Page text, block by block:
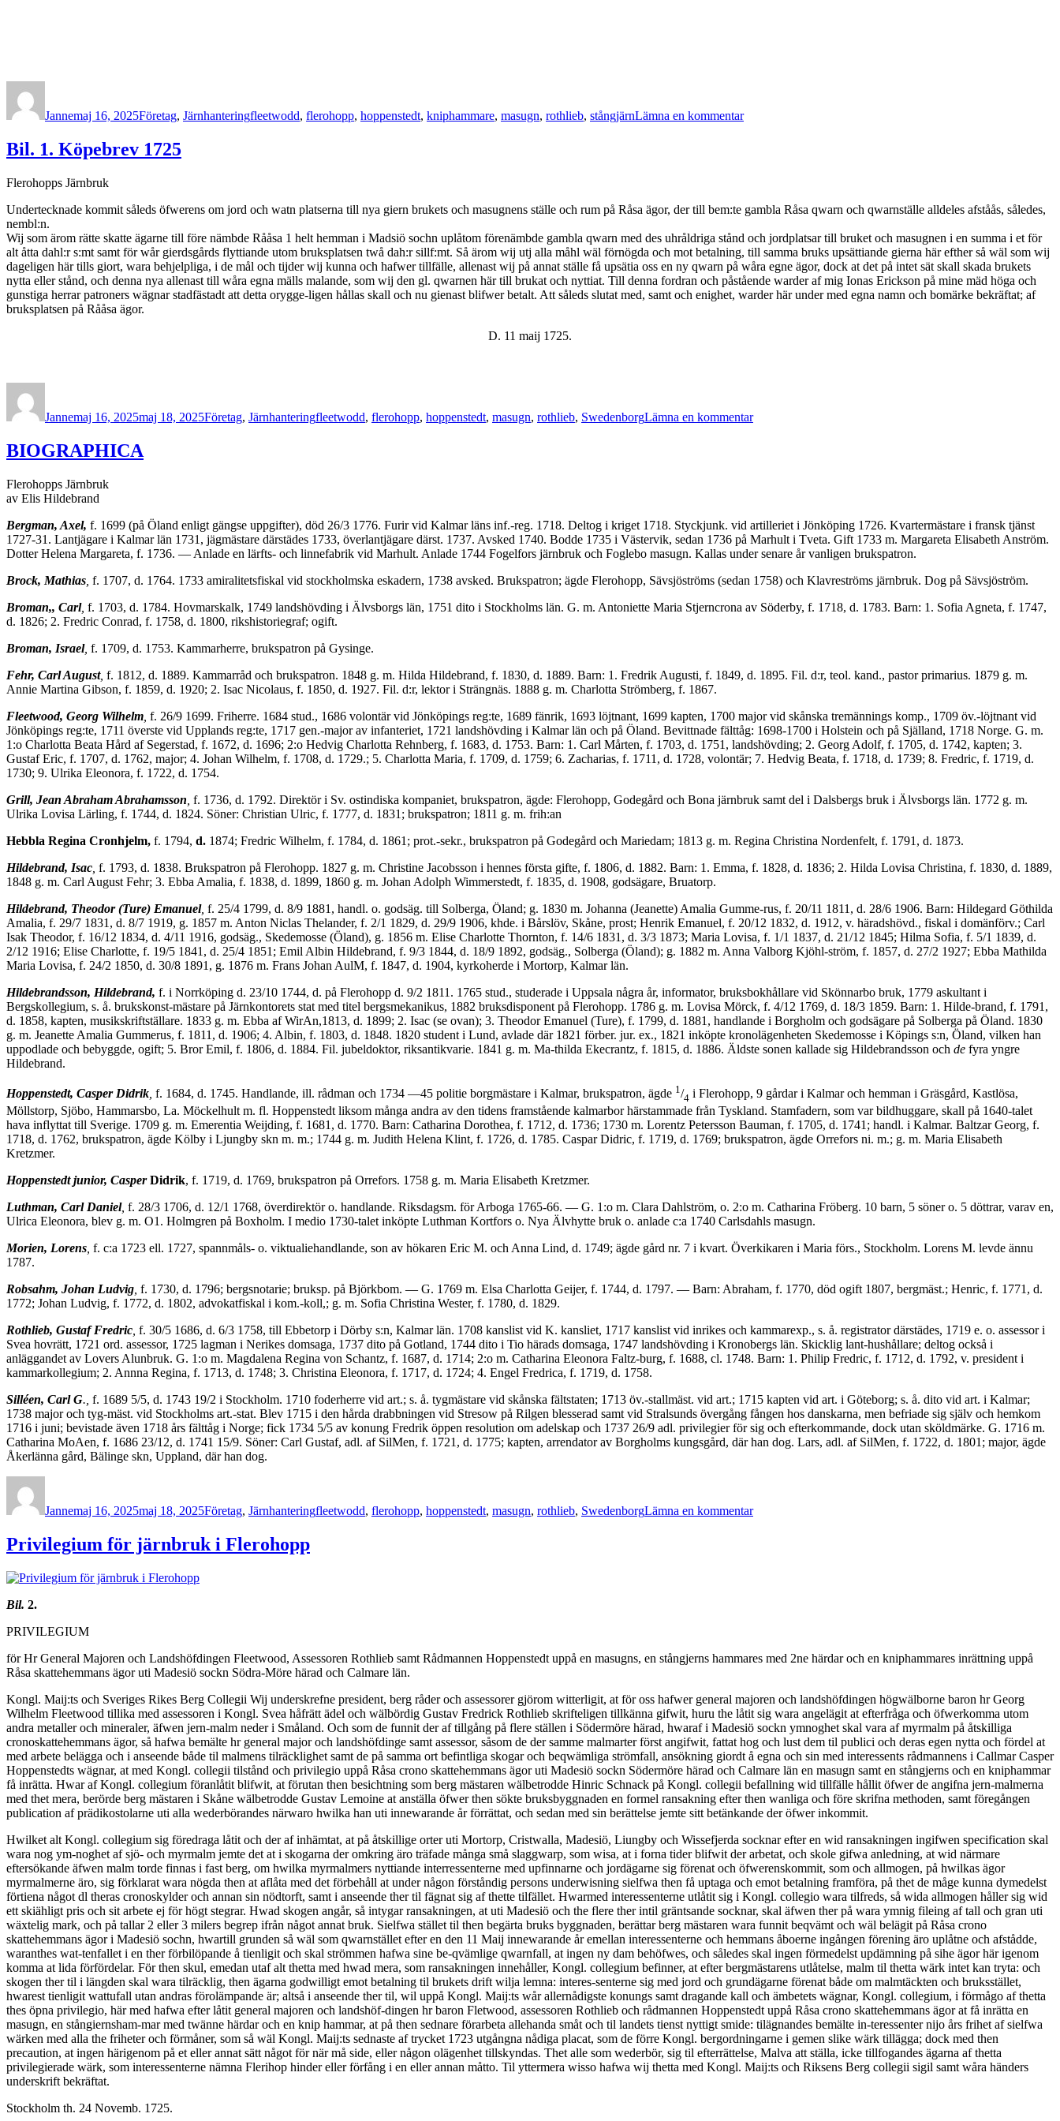
Jannemaj 16, 2025Företag, Järnhanteringfleetwodd, flerohopp, hoppenstedt, kniphammare, masugn, rothlieb, stångjärnLämna en kommentarbruks
Bil. 1. Köpebrev 1725
Flerohopps Järnbruk
Undertecknade kommit såleds öfwerens om jord och watn platserna till nya giern brukets och masugnens ställe och rum på Råsa ägor, der till bem:te gambla Råsa qwarn och qwarnställe alldeles afståås, således,
nembl:n.
Wij som ärom rätte skatte ägarne till före nämbde Rååsa 1 helt hemman i Madsiö sochn uplåtom förenämbde gambla qwarn med des uhråldriga stånd och jordplatsar till bruket och masugnen i en summa i et för
alt åtta dahl:r s:mt samt för wår gierdsgårds flyttiande utom bruksplatsen twå dah:r sillf:mt. Så ärom wij utj alla måhl wäl förnögda och mot betalning, till samma bruks upsättiande gierna här efther så wäl som wij
dageligen här tills giort, wara behjelpliga, i de mål och tijder wij kunna och hafwer tillfälle, allenast wij på annat ställe få upsätia oss en ny qwarn på wåra egne ägor, dock at det på intet sät skall skada brukets
nytta eller stånd, och denna nya allenast till wåra egna mälls malande, som wij den gl. qwarnen här till brukat och nyttiat. Till denna fordran och påstående warder af mig Ionas Erickson på mine mäd höga och
gunstiga herrar patroners wägnar stadfästadt att detta orygge-ligen hållas skall och nu gienast blifwer betalt. Att såleds slutat med, samt och enighet, warder här under med egna namn och bomärke bekräftat; af
bruksplatsen på Rååsa ägor.
D. 11 maij 1725.
Jannemaj 16, 2025maj 18, 2025Företag, Järnhanteringfleetwodd, flerohopp, hoppenstedt, masugn, rothlieb, SwedenborgLämna en kommentar1.
BIOGRAPHICA
Flerohopps Järnbruk
av Elis Hildebrand
Bergman, Axel, f. 1699 (på Öland enligt gängse uppgifter), död 26/3 1776. Furir vid Kalmar läns inf.-reg. 1718. Deltog i kriget 1718. Styckjunk. vid artilleriet i Jönköping 1726. Kvartermästare i fransk tjänst
1727-31. Lant­jägare i Kalmar län 1731, jägmästare därstädes 1733, överlantjägare därst. 1737. Avsked 1740. Bodde 1735 i Västervik, sedan 1736 på Marhult i Tveta. Gift 1733 m. Margareta Elisabeth Anström.
Dotter Helena Margareta, f. 1736. — Anlade en lärfts- och linnefabrik vid Marhult. Anlade 1744 Fogelfors järn­bruk och Foglebo masugn. Kallas under senare år vanligen brukspatron.
Brock, Mathias f. 1707, d. 1764. 1733 amiralitetsfiskal vid stockholmska eska­dern, 1738 avsked. Brukspatron; ägde Flerohopp, Sävsjöströms (sedan 1758) och Klavreströms järnbruk. Dog på Sävsjöström.
Broman,, Carl, f. 1703, d. 1784. Hovmarskalk, 1749 landshövding i Älvsborgs län, 1751 dito i Stockholms län. G. m. Antoniette Maria Stjerncrona av Söder­by, f. 1718, d. 1783. Barn: 1. Sofia Agneta, f. 1747,
d. 1826; 2. Fredric Conrad, f. 1758, d. 1800, rikshistoriegraf; ogift.
Broman, Israel, f. 1709, d. 1753. Kammarherre, brukspatron på Gysinge.
Fehr, Carl August, f. 1812, d. 1889. Kammarråd och brukspatron. 1848 g. m. Hilda Hildebrand, f. 1830, d. 1889. Barn: 1. Fredrik Augusti, f. 1849, d. 1895. Fil. d:r, teol. kand., pastor primarius. 1879 g. m.
Annie Martina Gibson, f. 1859, d. 1920; 2. Isac Nicolaus, f. 1850, d. 1927. Fil. d:r, lektor i Strängnäs. 1888 g. m. Charlotta Strömberg, f. 1867.
Fleetwood, Georg Wilhelm f. 26/9 1699. Friherre. 1684 stud., 1686 volontär vid Jönköpings reg:te, 1689 fänrik, 1693 löjtnant, 1699 kapten, 1700 major vid skånska tremännings komp., 1709 öv.-löjtnant vid
Jönköpings reg:te, 1711 överste vid Upplands reg:te, 1717 gen.-major av infanteriet, 1721 landshöv­ding i Kalmar län och på Öland. Bevittnade fälttåg: 1698-1700 i Holstein och på Själland, 1718 Norge. G. m.
1:o Charlotta Beata Hård af Segerstad, f. 1672, d. 1696; 2:o Hedvig Charlotta Rehnberg, f. 1683, d. 1753. Barn: 1. Carl Mårten, f. 1703, d. 1751, landshövding; 2. Georg Adolf, f. 1705, d. 1742, kapten; 3.
Gustaf Eric, f. 1707, d. 1762, major; 4. Johan Wilhelm, f. 1708, d. 1729.; 5. Charlotta Maria, f. 1709, d. 1759; 6. Zacharias, f. 1711, d. 1728, volontär; 7. Hedvig Beata, f. 1718, d. 1739; 8. Fredric, f. 1719, d.
1730; 9. Ulrika Eleonora, f. 1722, d. 1754.
Grill, Jean Abraham Abrahamsson f. 1736, d. 1792. Direktör i Sv. ostindiska kompaniet, brukspatron, ägde: Flerohopp, Godegård och Bona järnbruk samt del i Dalsbergs bruk i Älvsborgs län. 1772 g. m.
Ulrika Lovisa Lärling, f. 1744, d. 1824. Söner: Christian Ulric, f. 1777, d. 1831; brukspatron; 1811 g. m. frih:an
Hebbla Regina Cronhjelm, f. 1794, d. 1874; Fredric Wilhelm, f. 1784, d. 1861; prot.-sekr., brukspatron på Godegård och Mariedam; 1813 g. m. Regina Chri­stina Nordenfelt, f. 1791, d. 1873.
Hildebrand, Isac f. 1793, d. 1838. Brukspatron på Flerohopp. 1827 g. m. Christine Jacobsson i hennes första gifte, f. 1806, d. 1882. Barn: 1. Emma, f. 1828, d. 1836; 2. Hilda Lovisa Christina, f. 1830, d. 1889,
1848 g. m. Carl August Fehr; 3. Ebba Amalia, f. 1838, d. 1899, 1860 g. m. Johan Adolph Wimmerstedt, f. 1835, d. 1908, godsägare, Bruatorp.
Hildebrand, Theodor (Ture) Emanuel, f. 25/4 1799, d. 8/9 1881, handl. o. godsäg. till Solberga, Öland; g. 1830 m. Johanna (Jeanette) Amalia Gumme-rus, f. 20/11 1811, d. 28/6 1906. Barn: Hildegard Göthilda
Amalia, f. 29/7 1831, d. 8/7 1919, g. 1857 m. Anton Niclas Thelander, f. 2/1 1829, d. 29/9 1906, khde. i Bårslöv, Skåne, prost; Henrik Emanuel, f. 20/12 1832, d. 1912, v. häradshövd., fiskal i domänförv.; Carl
Isak Theodor, f. 16/12 1834, d. 4/11 1916, godsäg., Skedemosse (Öland), g. 1856 m. Elise Charlotte Thornton, f. 14/6 1831, d. 3/3 1873; Maria Lovisa, f. 1/1 1837, d. 21/12 1845; Hilma Sofia, f. 5/1 1839, d.
2/12 1916; Elise Charlotte, f. 19/5 1841, d. 25/4 1851; Emil Albin Hildebrand, f. 9/3 1844, d. 18/9 1892, godsäg., Solberga (Öland); g. 1882 m. Anna Valborg Kjöhl-ström, f. 1857, d. 27/2 1927; Ebba Mathilda
Maria Lovisa, f. 24/2 1850, d. 30/8 1891, g. 1876 m. Frans Johan AulM, f. 1847, d. 1904, kyrkoherde i Mortorp, Kalmar län.
Hildebrandsson, Hildebrand, f. i Norrköping d. 23/10 1744, d. på Flerohopp d. 9/2 1811. 1765 stud., studerade i Uppsala några år, informator, bruksbok­hållare vid Skönnarbo bruk, 1779 askultant i
Bergskollegium, s. å. brukskonst-mästare på Järnkontorets stat med titel bergsmekanikus, 1882 bruksdisponent på Flerohopp. 1786 g. m. Lovisa Mörck, f. 4/12 1769, d. 18/3 1859. Barn: 1. Hilde-brand, f. 1791,
d. 1858, kapten, musikskriftställare. 1833 g. m. Ebba af WirAn,1813, d. 1899; 2. Isac (se ovan); 3. Theodor Emanuel (Ture), f. 1799, d. 1881, handlande i Borgholm och godsägare på Solberga på Öland. 1830
g. m. Jeanette Amalia Gummerus, f. 1811, d. 1906; 4. Albin, f. 1803, d. 1848. 1820 student i Lund, avlade där 1821 förber. jur. ex., 1821 inköpte kronolägenheten Skedemosse i Köpings s:n, Öland, vilken han
uppodlade och bebyggde, ogift; 5. Bror Emil, f. 1806, d. 1884. Fil. jubeldoktor, riksantikvarie. 1841 g. m. Ma-thilda Ekecrantz, f. 1815, d. 1886. Äldste sonen kallade sig Hildebrandsson och de fyra yngre
Hildebrand.
Hoppenstedt, Casper Didrik f. 1684, d. 1745. Handlande, ill. rådman och 1734 —45 politie borgmästare i Kalmar, brukspatron, ägde 1 /4 i Flerohopp, 9 gårdar i Kalmar och hemman i Gräsgård, Kastlösa,
Möllstorp, Sjöbo, Hammarsbo, La. Möckelhult m. fl. Hoppenstedt liksom många andra av den tidens fram­stående kalmarbor härstammade från Tyskland. Stamfadern, som var bild­huggare, skall på 1640-talet
hava inflyttat till Sverige. 1709 g. m. Emerentia Weijding, f. 1681, d. 1770. Barn: Catharina Dorothea, f. 1712, d. 1736; 1730 m. Lorentz Petersson Bauman, f. 1705, d. 1741; handl. i Kalmar. Baltzar Georg, f.
1718, d. 1762, brukspatron, ägde Kölby i Ljungby skn m. m.; 1744 g. m. Judith Helena Klint, f. 1726, d. 1785. Caspar Didric, f. 1719, d. 1769; brukspatron, ägde Orrefors ni. m.; g. m. Maria Elisabeth
Kretzmer.
Hoppenstedt junior, CasperDidrik, f. 1719, d. 1769, brukspatron på Orrefors. 1758 g. m. Maria Elisabeth Kretzmer.
Luthman, Carl Daniel, f. 28/3 1706, d. 12/1 1768, överdirektör o. handlande. Riksdagsm. för Arboga 1765-66. — G. 1:o m. Clara Dahlström, o. 2:o m. Catharina Fröberg. 10 barn, 5 söner o. 5 döttrar, varav en,
Ulrica Eleonora, blev g. m. O1. Holmgren på Boxholm. I medio 1730-talet inköpte Luthman Kortfors o. Nya Älvhytte bruk o. anlade c:a 1740 Carlsdahls masugn.
Morien, Lorens f. c:a 1723 ell. 1727, spannmåls- o. viktualiehandlande, son av hökaren Eric M. och Anna Lind, d. 1749; ägde gård nr. 7 i kvart. Överkika­ren i Maria förs., Stockholm. Lorens M. levde ännu
1787.
Robsahm, Johan Ludvig f. 1730, d. 1796; bergsnotarie; bruksp. på Björkbom. — G. 1769 m. Elsa Charlotta Geijer, f. 1744, d. 1797. — Barn: Abraham, f. 1770, död ogift 1807, bergmäst.; Henric, f. 1771, d.
1772; Johan Ludvig, f. 1772, d. 1802, advokatfiskal i kom.-koll,; g. m. Sofia Christina Wester, f. 1780, d. 1829.
Rothlieb, Gustaf Fredric f. 30/5 1686, d. 6/3 1758, till Ebbetorp i Dörby s:n, Kalmar län. 1708 kanslist vid K. kansliet, 1717 kanslist vid inrikes och kammarexp., s. å. registrator därstädes, 1719 e. o. assessor i
Svea hovrätt, 1721 ord. assessor, 1725 lagman i Nerikes domsaga, 1737 dito på Gotland, 1744 dito i Tio härads domsaga, 1747 landshövding i Kronobergs län. Skicklig lant-hushållare; deltog också i
anläggandet av Lovers Alunbruk. G. 1:o m. Magda­lena Regina von Schantz, f. 1687, d. 1714; 2:o m. Catharina Eleonora Faltz-burg, f. 1688, cl. 1748. Barn: 1. Philip Fredric, f. 1712, d. 1792, v. president i
kammarkollegium; 2. Annna Regina, f. 1713, d. 1748; 3. Christina Eleonora, f. 1717, d. 1724; 4. Engel Fredrica, f. 1719, d. 1758.
Silléen, Carl G., f. 1689 5/5, d. 1743 19/2 i Stockholm. 1710 foderherre vid art.; s. å. tygmästare vid skånska fältstaten; 1713 öv.-stallmäst. vid art.; 1715 kapten vid art. i Göteborg; s. å. dito vid art. i Kalmar;
1738 major och tyg-mäst. vid Stockholms art.-stat. Blev 1715 i den hårda drabbningen vid Stresow på Rilgen blesserad samt vid Stralsunds övergång fången hos danskarna, men befriade sig själv och hemkom
1716 i juni; bevistade även 1718 års fälttåg i Norge; fick 1734 5/5 av konung Fredrik öppen resolution om adelskap och 1737 26/9 adl. privilegier för sig och efterkommande, dock utan sköldmärke. G. 1716 m.
Catharina MoAen, f. 1686 23/12, d. 1741 15/9. Söner: Carl Gustaf, adl. af SilMen, f. 1721, d. 1775; kapten, arrendator av Borgholms kungsgård, där han dog. Lars, adl. af SilMen, f. 1722, d. 1801; major, ägde
Åkerlänna gård, Bälinge skn, Uppland, där han dog.
Jannemaj 16, 2025maj 18, 2025Företag, Järnhanteringfleetwodd, flerohopp, hoppenstedt, masugn, rothlieb, SwedenborgLämna en kommentar
Privilegium för järnbruk i Flerohopp
Bil. 2.
PRIVILEGIUM
för Hr General Majoren och Landshöfdingen Fleetwood, Assessoren Rothlieb samt Rådmannen Hoppenstedt uppå en masugns, en stångjerns hammares med 2ne härdar och en kniphammares inrättning uppå
Råsa skattehemmans ägor uti Madesiö sockn Södra-Möre härad och Calmare län.
Kongl. Maij:ts och Sveriges Rikes Berg Collegii Wij underskrefne president, berg råder och assessorer gjörom witterligit, at för oss hafwer general majoren och landshöfdingen högwälborne baron hr Georg
Wilhelm Fleetwood tillika med assessoren i Kongl. Svea håfrätt ädel och wälbördig Gustav Fredrick Rothlieb skrifteligen tillkänna gifwit, huru the låtit sig wara angelägit at efterfråga och öfwerkomma utom
andra metaller och mineraler, äfwen jern-malm neder i Småland. Och som de funnit der af tillgång på flere ställen i Södermöre härad, hwaraf i Madesiö sockn ymnoghet skal vara af myrmalm på åtskilliga
cronoskattehemmans ägor, så hafwa bemälte hr general major och landshöfdinge samt assessor, såsom de der samme malmarter först angifwit, fattat hog och lust dem til publici och deras egen nytta och fördel at
med arbete belägga och i anseende både til malmens tilräcklighet samt de på samma ort befintliga skogar och beqwämliga strömfall, ansökning giordt å egna och sin med interessents rådmannens i Callmar Casper
Hoppenstedts wägnar, at med Kongl. collegii tilstånd och privilegio uppå Råsa crono skattehemmans ägor uti Madesiö sockn Södermöre härad och Calmare län en masugn samt en stångjerns och en kniphammar
få inrätta. Hwar af Kongl. collegium föranlåtit blifwit, at förutan then besichtning som berg mästaren wälbetrodde Hinric Schnack på Kongl. collegii befallning wid tillfälle hållit öfwer de angifna jern-malmerna
med thet mera, berörde berg mästaren i Skåne wälbetrodde Gustav Lemoine at anställa öfwer then sökte bruksbyggnaden en formel ransakning efter then wanliga och före skrifna methoden, samt föregången
publication af prädikostolarne uti alla wederbörandes närwaro hwilka han uti innewarande år förrättat, och sedan med sin berättelse jemte sitt betänkande der öfwer inkommit.
Hwilket alt Kongl. collegium sig föredraga låtit och der af inhämtat, at på åtskillige orter uti Mortorp, Cristwalla, Madesiö, Liungby och Wissefjerda socknar efter en wid ransakningen ingifwen specification skal
wara nog ym-noghet af sjö- och myrmalm jemte det at i skogarna der omkring äro träfade många små slaggwarp, som wisa, at i forna tider blifwit der arbetat, och skole gifwa anledning, at wid närmare
eftersökande äfwen malm torde finnas i fast berg, om hwilka myrmalmers nyttiande interressenterne med upfinnarne och jordägarne sig förenat och öfwerenskommit, som och allmogen, på hwilkas ägor
myrmalmerne äro, sig förklarat wara nögda then at aflåta med det för­behåll at under någon förståndig persons underwisning sielfwa then få uptaga och emot betalning framföra, på thet de måge kunna dymedelst
förtiena något dl theras cronoskylder och annan sin nödtorft, samt i anseende ther til fägnat sig af thette tilfället. Hwarmed interessenterne utlåtit sig i Kongl. collegio wara tilfreds, så wida allmogen håller sig wid
ett skiähligt pris och sit arbete ej för högt stegrar. Hwad skogen angår, så intygar ransakningen, at uti Madesiö och the flere ther intil gräntsande socknar, skal äfwen ther på wara ymnig fileing af tall och gran uti
wäxtelig mark, och på tallar 2 eller 3 milers begrep ifrån något annat bruk. Sielfwa stället til then begärta bruks byggnaden, berättar berg mästaren wara funnit beqvämt och wäl belägit på Råsa crono
skattehemmans ägor i Madesiö sochn, hwartill grunden så wäl som qwarnstället efter en den 11 Maij innewarande år emellan interessenterne och hemmans åboerne ingången förening äro uplåtne och afstådde,
waranthes wat-tenfallet i en ther förbilöpande å tienligit och skal strömmen hafwa sine be-qvämlige qwarnfall, at ingen ny dam behöfwes, och således skal ingen för­medelst updämning på sihe ägor här igenom
komma at lida förfördelar. För then skul, emedan utaf alt thetta med hwad mera, som ransakningen inne­håller, Kongl. collegium befinner, at efter bergmästarens utlåtelse, malm til thetta wärk intet kan tryta: och
skogen ther til i längden skal wara tilräcklig, then ägarna godwilligt emot betalning til brukets drift wilja lemna: interes-senterne sig med jord och grundägarne förenat både om malmtäckten och bruksstället,
hwarest tienligit wattufall utan andras förolämpande är; altså i anseende ther til, wil uppå Kongl. Maij:ts wår allernådigste konungs samt dragande kall och ämbetets wägnar, Kongl. collegium, i förmågo af thetta
thes öpna privilegio, här med hafwa efter låtit general majoren och landshöf-dingen hr baron Fletwood, assessoren Rothlieb och rådmannen Hoppenstedt up­på Råsa crono skattehemmans ägor at få inrätta en
masugn, en stångiernsham-mar med twänne härdar och en knip hammar, at på then sednare förarbeta allehanda småt och til landets tienst nyttigt smide: tilägnandes bemälte in-teressenter nijo års frihet af sielfwa
wärken med alla the friheter och förmåner, som så wäl Kongl. Maij:ts sednaste af trycket 1723 utgångna nådiga placat, som de förre Kongl. bergordningarne i gemen slike wärk tillägga; dock med then
precaution, at ingen härigenom på et eller annat sätt något för när må side, eller någon olägenhet tillskyndas. Thet alle som wederbör, sig til efter­rättelse, Malva att ställa, icke tillfogandes ägarna af thetta
privilegierade wärk, som interessenterne nämna Flerihop hinder eller förfång i en eller annan måtto. Til yttermera wisso hafwa wij thetta med Kongl. Maij:ts och Riksens Berg collegii sigil samt wåra händers
underskrift bekräftat.
Stockholm th. 24 Novemb. 1725.